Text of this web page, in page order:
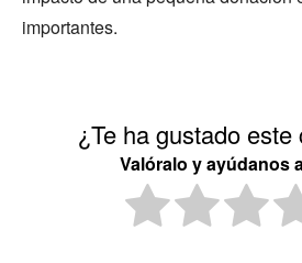
importantes.
¿Te ha gustado este
Valóralo y ayúdanos